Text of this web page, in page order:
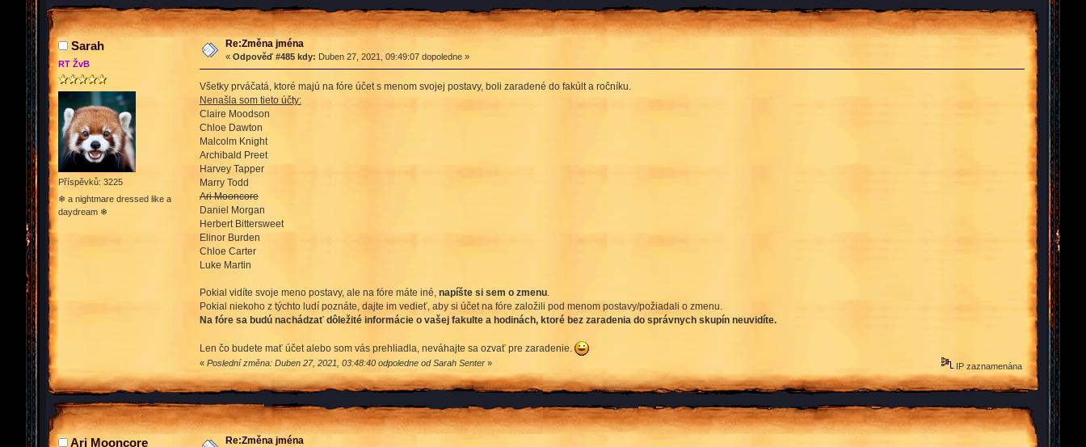
Sarah
RT ŽvB
Příspěvků: 3225
❄ a nightmare dressed like a
daydream ❄
Re:Změna jména
« Odpověď #485 kdy: Duben 27, 2021, 09:49:07 dopoledne »
Všetky prváčatá, ktoré majú na fóre účet s menom svojej postavy, boli zaradené do fakúlt a ročníku.
Nenašla som tieto účty:
Claire Moodson
Chloe Dawton
Malcolm Knight
Archibald Preet
Harvey Tapper
Marry Todd
Ari Mooncore
Daniel Morgan
Herbert Bittersweet
Elinor Burden
Chloe Carter
Luke Martin
Pokial vidíte svoje meno postavy, ale na fóre máte iné, napíšte si sem o zmenu.
Pokial niekoho z týchto ludí poznáte, dajte im vedieť, aby si účet na fóre založili pod menom postavy/požiadali o zmenu.
Na fóre sa budú nachádzať dôležité informácie o vašej fakulte a hodinách, ktoré bez zaradenia do správnych skupín neuvidíte.
Len čo budete mať účet alebo som vás prehliadla, neváhajte sa ozvať pre zaradenie.
« Poslední změna: Duben 27, 2021, 03:48:40 odpoledne od Sarah Senter» IP zaznamenána
Ari Mooncore Re:Změna jména